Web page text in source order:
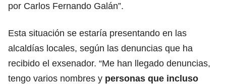
por Carlos Fernando Galán”.
Esta situación se estaría presentando en las
alcaldías locales, según las denuncias que ha
recibido el exsenador. “Me han llegado denuncias,
tengo varios nombres y personas que incluso